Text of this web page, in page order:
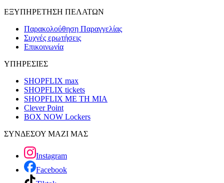
ΕΞΥΠΗΡΕΤΗΣΗ ΠΕΛΑΤΩΝ
Παρακολούθηση Παραγγελίας
Συχνές ερωτήσεις
Επικοινωνία
ΥΠΗΡΕΣΙΕΣ
SHOPFLIX max
SHOPFLIX tickets
SHOPFLIX ΜΕ ΤΗ ΜΙΑ
Clever Point
BOX NOW Lockers
ΣΥΝΔΕΣΟΥ ΜΑΖΙ ΜΑΣ
Instagram
Facebook